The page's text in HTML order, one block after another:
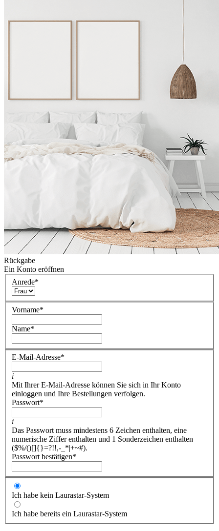
Rückgabe
Ein Konto eröffnen
Anrede*
Vorname*
Name*
E-Mail-Adresse*
i
Mit Ihrer E-Mail-Adresse können Sie sich in Ihr Konto
einloggen und Ihre Bestellungen verfolgen.
Passwort*
i
Das Passwort muss mindestens 6 Zeichen enthalten, eine
numerische Ziffer enthalten und 1 Sonderzeichen enthalten
($%/()[]{}=?!!,-_*|+~#).
Passwort bestätigen*
Ich habe kein Laurastar-System
Ich habe bereits ein Laurastar-System